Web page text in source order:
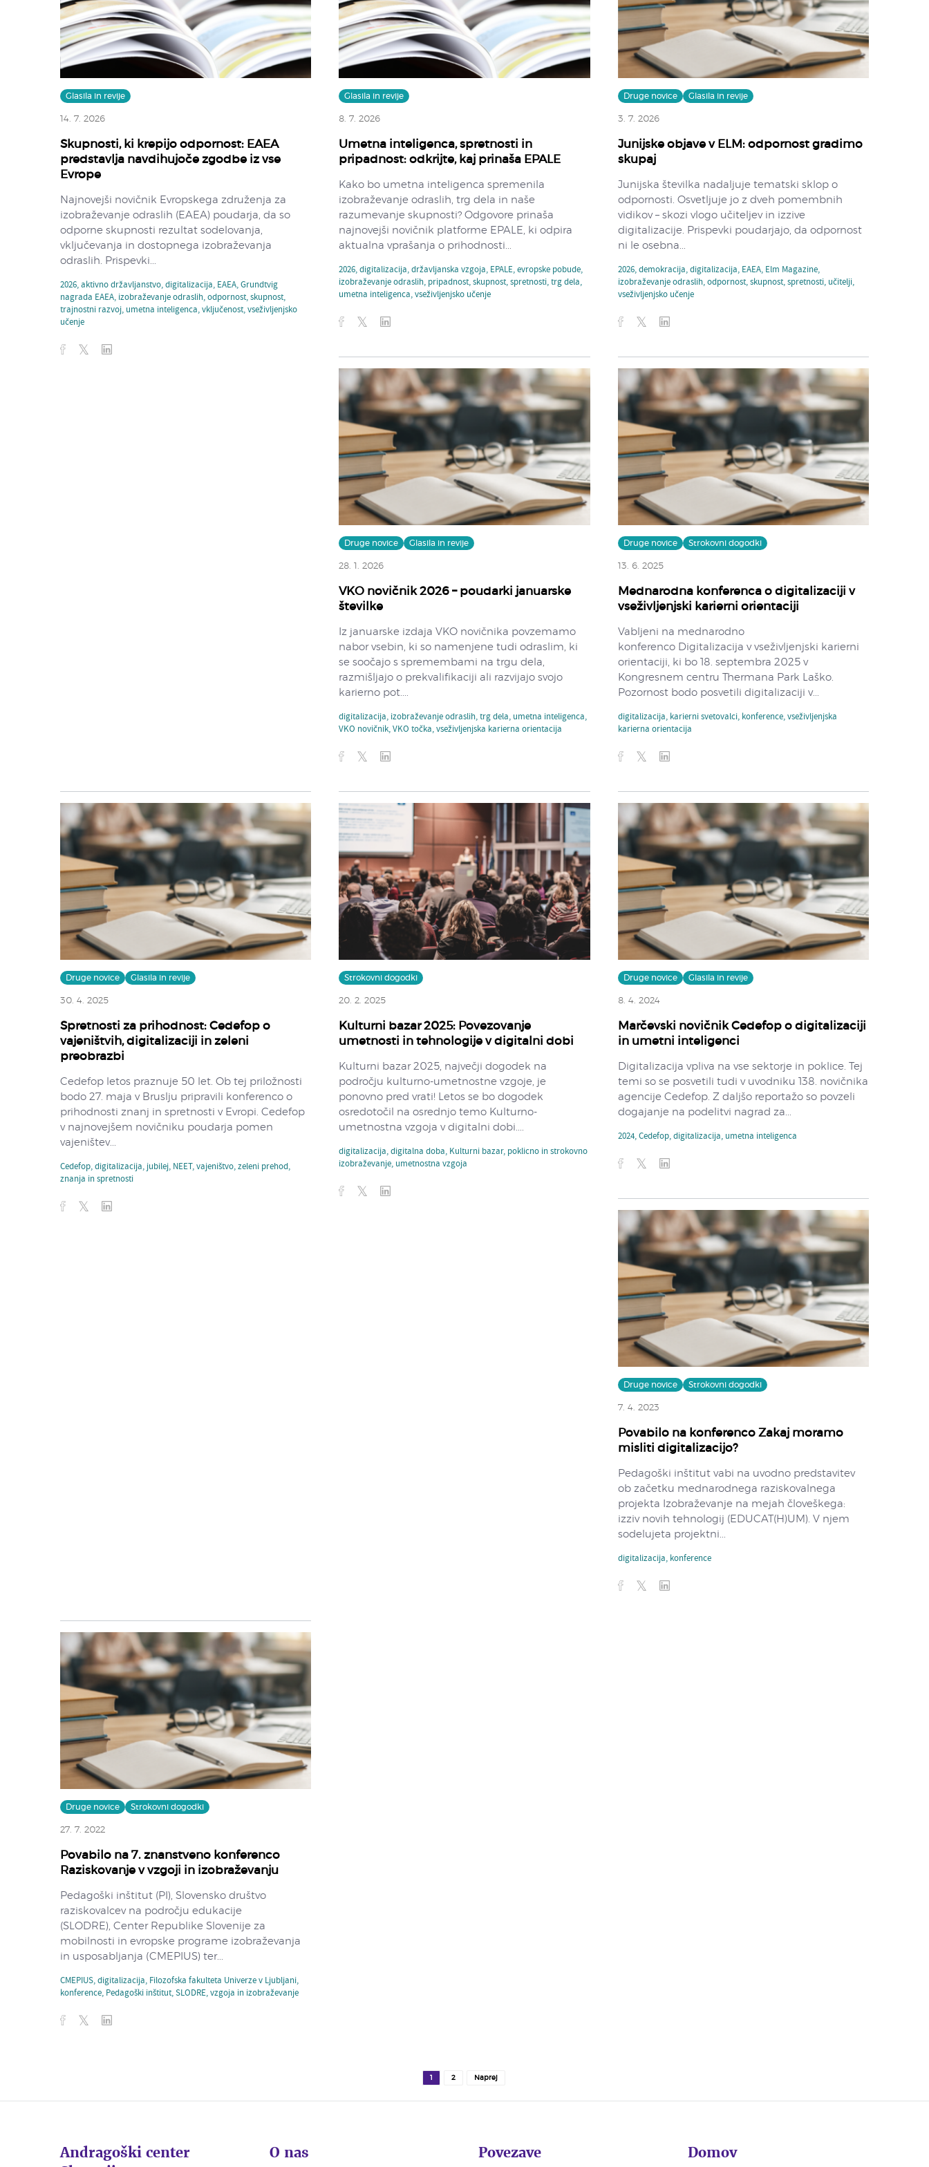
Glasila in revije
14. 7. 2026
Skupnosti, ki krepijo odpornost: EAEA
predstavlja navdihujoče zgodbe iz vse
Evrope
Najnovejši novičnik Evropskega združenja za
izobraževanje odraslih (EAEA) poudarja, da so
odporne skupnosti rezultat sodelovanja,
vključevanja in dostopnega izobraževanja
odraslih. Prispevki...
2026,aktivno državljanstvo,digitalizacija, EAEA,Grundtvig
nagrada EAEA, izobraževanje odraslih,odpornost,skupnost,
trajnostni razvoj, umetna inteligenca,vključenost,vseživljenjsko
učenje
Glasila in revije
8. 7. 2026
Umetna inteligenca, spretnosti in
pripadnost: odkrijte, kaj prinaša EPALE
Kako bo umetna inteligenca spremenila
izobraževanje odraslih, trg dela in naše
razumevanje skupnosti? Odgovore prinaša
najnovejši novičnik platforme EPALE, ki odpira
aktualna vprašanja o prihodnosti...
2026,digitalizacija,državljanska vzgoja, EPALE,evropske pobude,
izobraževanje odraslih, pripadnost,skupnost,spretnosti,trg dela,
umetna inteligenca,vseživljenjsko učenje
Druge novice Glasila in revije
3. 7. 2026
Junijske objave v ELM: odpornost gradimo
skupaj
Junijska številka nadaljuje tematski sklop o
odpornosti. Osvetljuje jo z dveh pomembnih
vidikov – skozi vlogo učiteljev in izzive
digitalizacije. Prispevki poudarjajo, da odpornost
ni le osebna...
2026,demokracija,digitalizacija, EAEA, Elm Magazine,
izobraževanje odraslih,odpornost,skupnost,spretnosti, učitelji,
vseživljenjsko učenje
Druge novice Glasila in revije
28. 1. 2026
VKO novičnik 2026 – poudarki januarske
številke
Iz januarske izdaja VKO novičnika povzemamo
nabor vsebin, ki so namenjene tudi odraslim, ki
se soočajo s spremembami na trgu dela,
razmišljajo o prekvalifikaciji ali razvijajo svojo
karierno pot....
digitalizacija, izobraževanje odraslih,trg dela, umetna inteligenca,
VKO novičnik,VKO točka,vseživljenjska karierna orientacija
Druge novice Strokovni dogodki
13. 6. 2025
Mednarodna konferenca o digitalizaciji v
vseživljenjski karierni orientaciji
Vabljeni na mednarodno
konferenco Digitalizacija v vseživljenjski karierni
orientaciji, ki bo 18. septembra 2025 v
Kongresnem centru Thermana Park Laško.
Pozornost bodo posvetili digitalizaciji v...
digitalizacija, karierni svetovalci, konference,vseživljenjska
karierna orientacija
Druge novice Glasila in revije
30. 4. 2025
Spretnosti za prihodnost: Cedefop o
vajeništvih, digitalizaciji in zeleni
preobrazbi
Cedefop letos praznuje 50 let. Ob tej priložnosti
bodo 27. maja v Bruslju pripravili konferenco o
prihodnosti znanj in spretnosti v Evropi. Cedefop
v najnovejšem novičniku poudarja pomen
vajeništev...
Cedefop,digitalizacija,jubilej, NEET,vajeništvo,zeleni prehod,
znanja in spretnosti
Strokovni dogodki
20. 2. 2025
Kulturni bazar 2025: Povezovanje
umetnosti in tehnologije v digitalni dobi
Kulturni bazar 2025, največji dogodek na
področju kulturno-umetnostne vzgoje, je
ponovno pred vrati! Letos se bo dogodek
osredotočil na osrednjo temo Kulturno-
umetnostna vzgoja v digitalni dobi....
digitalizacija,digitalna doba, Kulturni bazar, poklicno in strokovno
izobraževanje, umetnostna vzgoja
Druge novice Glasila in revije
8. 4. 2024
Marčevski novičnik Cedefop o digitalizaciji
in umetni inteligenci
Digitalizacija vpliva na vse sektorje in poklice. Tej
temi so se posvetili tudi v uvodniku 138. novičnika
agencije Cedefop. Z daljšo reportažo so povzeli
dogajanje na podelitvi nagrad za...
2024,Cedefop,digitalizacija, umetna inteligenca
Druge novice Strokovni dogodki
7. 4. 2023
Povabilo na konferenco Zakaj moramo
misliti digitalizacijo?
Pedagoški inštitut vabi na uvodno predstavitev
ob začetku mednarodnega raziskovalnega
projekta Izobraževanje na mejah človeškega:
izziv novih tehnologij (EDUCAT(H)UM). V njem
sodelujeta projektni...
digitalizacija, konference
Druge novice Strokovni dogodki
27. 7. 2022
Povabilo na 7. znanstveno konferenco
Raziskovanje v vzgoji in izobraževanju
Pedagoški inštitut (PI), Slovensko društvo
raziskovalcev na področju edukacije
(SLODRE), Center Republike Slovenije za
mobilnosti in evropske programe izobraževanja
in usposabljanja (CMEPIUS) ter...
CMEPIUS,digitalizacija, Filozofska fakulteta Univerze v Ljubljani,
konference, Pedagoški inštitut,SLODRE,vzgoja in izobraževanje
1 2 Naprej
Andragoški center
O nas Povezave Domov